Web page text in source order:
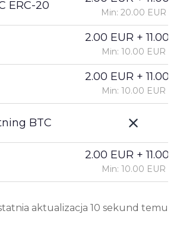
ERC-20
BTC
Min: 20.00 EUR
2.00 EUR +
Min: 10.00 EUR
2.00 EUR +
Min: 10.00 EUR
2.00 EUR +
Min: 10.00 EUR
aktualizacja 10 sekund temu